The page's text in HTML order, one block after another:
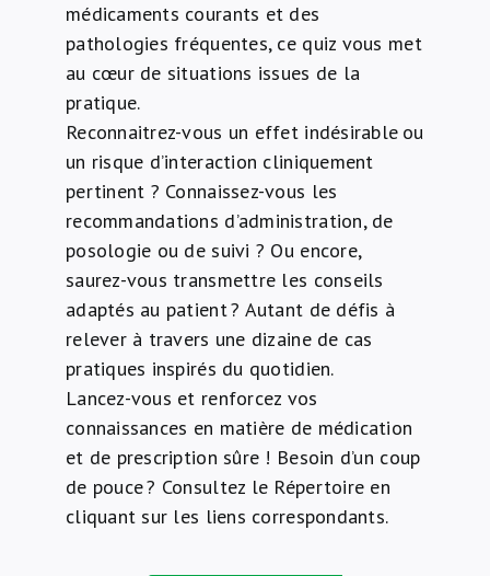
médicaments courants et des
pathologies fréquentes, ce quiz vous met
au cœur de situations issues de la
pratique.
Reconnaitrez-vous un effet indésirable ou
un risque d’interaction cliniquement
pertinent ? Connaissez-vous les
recommandations d’administration, de
posologie ou de suivi ? Ou encore,
saurez-vous transmettre les conseils
adaptés au patient ? Autant de défis à
relever à travers une dizaine de cas
pratiques inspirés du quotidien.
Lancez-vous et renforcez vos
connaissances en matière de médication
et de prescription sûre ! Besoin d’un coup
de pouce ? Consultez le Répertoire en
cliquant sur les liens correspondants.